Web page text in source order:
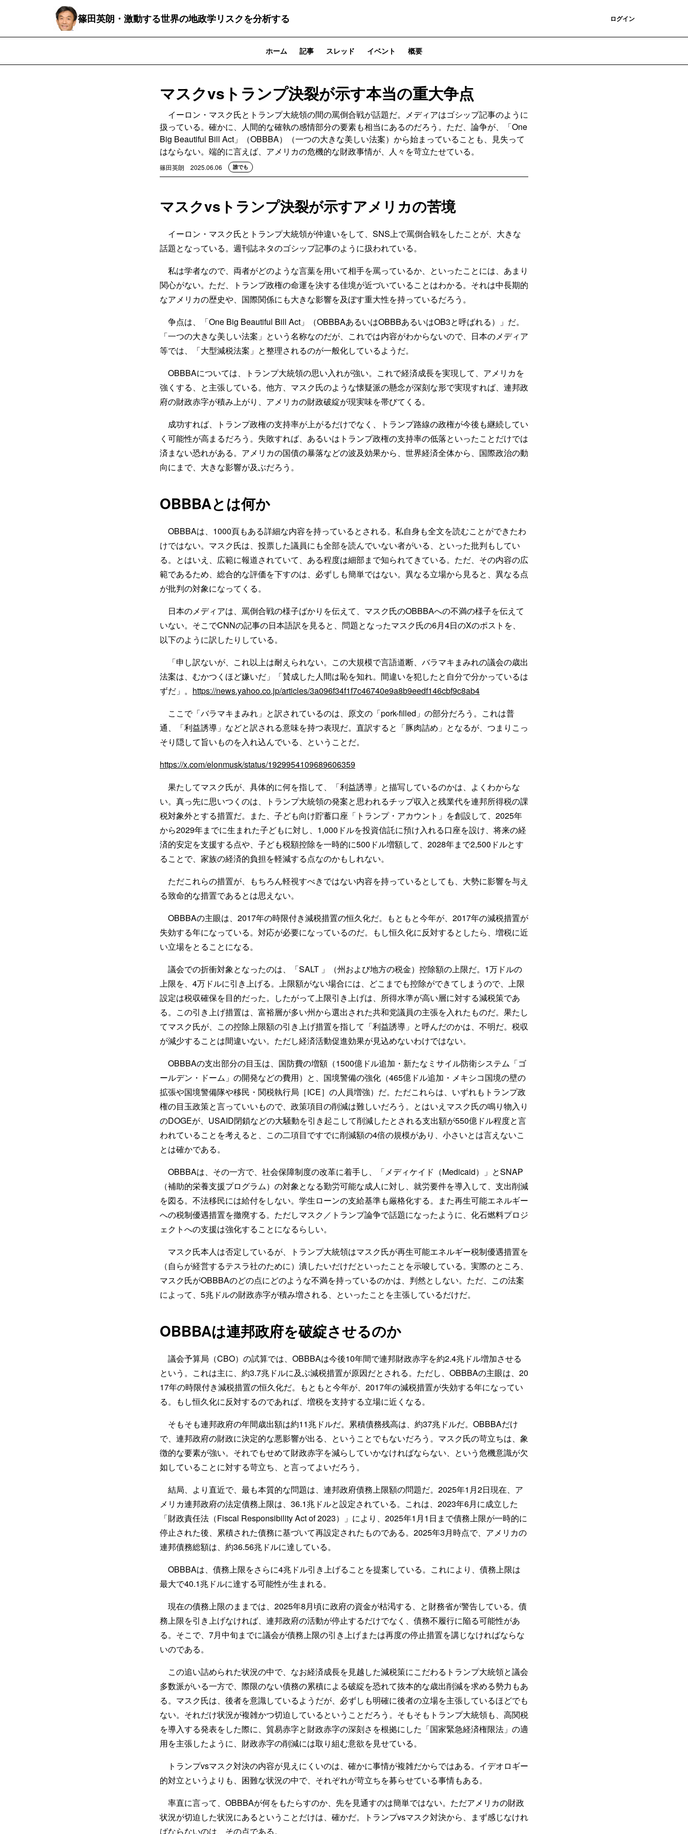
篠田英朗・激動する世界の地政学リスクを分析する ログイン
ホーム 記事 スレッド イベント 概要
マスクvsトランプ決裂が示す本当の重大争点
イーロン・マスク氏とトランプ大統領の間の罵倒合戦が話題だ。メディアはゴシップ記事のように
扱っている。確かに、人間的な確執の感情部分の要素も相当にあるのだろう。ただ、論争が、「One
Big Beautiful Bill Act」（OBBBA）（一つの大きな美しい法案）から始まっていることも、見失って
はならない。端的に言えば、アメリカの危機的な財政事情が、人々を苛立たせている。
篠田英朗 2025.06.06 誰でも
マスクvsトランプ決裂が示すアメリカの苦境
イーロン・マスク氏とトランプ大統領が仲違いをして、SNS上で罵倒合戦をしたことが、大きな
話題となっている。週刊誌ネタのゴシップ記事のように扱われている。
私は学者なので、両者がどのような言葉を用いて相手を罵っているか、といったことには、あまり
関心がない。ただ、トランプ政権の命運を決する佳境が近づいていることはわかる。それは中長期的
なアメリカの歴史や、国際関係にも大きな影響を及ぼす重大性を持っているだろう。
争点は、「One Big Beautiful Bill Act」（OBBBAあるいはOBBBあるいはOB3と呼ばれる）」だ。
「一つの大きな美しい法案」という名称なのだが、これでは内容がわからないので、日本のメディア
等では、「大型減税法案」と整理されるのが一般化しているようだ。
OBBBAについては、トランプ大統領の思い入れが強い。これで経済成長を実現して、アメリカを
強くする、と主張している。他方、マスク氏のような懐疑派の懸念が深刻な形で実現すれば、連邦政
府の財政赤字が積み上がり、アメリカの財政破綻が現実味を帯びてくる。
成功すれば、トランプ政権の支持率が上がるだけでなく、トランプ路線の政権が今後も継続してい
く可能性が高まるだろう。失敗すれば、あるいはトランプ政権の支持率の低落といったことだけでは
済まない恐れがある。アメリカの国債の暴落などの波及効果から、世界経済全体から、国際政治の動
向にまで、大きな影響が及ぶだろう。
OBBBAとは何か
OBBBAは、1000頁もある詳細な内容を持っているとされる。私自身も全文を読むことができたわ
けではない。マスク氏は、投票した議員にも全部を読んでいない者がいる、といった批判もしてい
る。とはいえ、広範に報道されていて、ある程度は細部まで知られてきている。ただ、その内容の広
範であるため、総合的な評価を下すのは、必ずしも簡単ではない。異なる立場から見ると、異なる点
が批判の対象になってくる。
日本のメディアは、罵倒合戦の様子ばかりを伝えて、マスク氏のOBBBAへの不満の様子を伝えて
いない。そこでCNNの記事の日本語訳を見ると、問題となったマスク氏の6月4日のXのポストを、
以下のように訳したりしている。
「申し訳ないが、これ以上は耐えられない。この大規模で言語道断、バラマキまみれの議会の歳出
法案は、むかつくほど嫌いだ」「賛成した人間は恥を知れ。間違いを犯したと自分で分かっているは
ずだ」。 https://news.yahoo.co.jp/articles/3a096f34f1f7c46740e9a8b9eedf146cbf9c8ab4
ここで「バラマキまみれ」と訳されているのは、原文の「pork-filled」の部分だろう。これは普
通、「利益誘導」などと訳される意味を持つ表現だ。直訳すると「豚肉詰め」となるが、つまりこっ
そり隠して旨いものを入れ込んでいる、ということだ。
https://x.com/elonmusk/status/1929954109689606359
果たしてマスク氏が、具体的に何を指して、「利益誘導」と描写しているのかは、よくわからな
い。真っ先に思いつくのは、トランプ大統領の発案と思われるチップ収入と残業代を連邦所得税の課
税対象外とする措置だ。また、子ども向け貯蓄口座「トランプ・アカウント」を創設して、2025年
から2029年までに生まれた子どもに対し、1,000ドルを投資信託に預け入れる口座を設け、将来の経
済的安定を支援する点や、子ども税額控除を一時的に500ドル増額して、2028年まで2,500ドルとす
ることで、家族の経済的負担を軽減する点なのかもしれない。
ただこれらの措置が、もちろん軽視すべきではない内容を持っているとしても、大勢に影響を与え
る致命的な措置であるとは思えない。
OBBBAの主眼は、2017年の時限付き減税措置の恒久化だ。もともと今年が、2017年の減税措置が
失効する年になっている。対応が必要になっているのだ。もし恒久化に反対するとしたら、増税に近
い立場をとることになる。
議会での折衝対象となったのは、「SALT 」（州および地方の税金）控除額の上限だ。1万ドルの
上限を、4万ドルに引き上げる。上限額がない場合には、どこまでも控除ができてしまうので、上限
設定は税収確保を目的だった。したがって上限引き上げは、所得水準が高い層に対する減税策であ
る。この引き上げ措置は、富裕層が多い州から選出された共和党議員の主張を入れたものだ。果たし
てマスク氏が、この控除上限額の引き上げ措置を指して「利益誘導」と呼んだのかは、不明だ。税収
が減少することは間違いない。ただし経済活動促進効果が見込めないわけではない。
OBBBAの支出部分の目玉は、国防費の増額（1500億ドル追加・新たなミサイル防衛システム「ゴ
ールデン・ドーム」の開発などの費用）と、国境警備の強化（465億ドル追加・メキシコ国境の壁の
拡張や国境警備隊や移民・関税執行局［ICE］の人員増強）だ。ただこれらは、いずれもトランプ政
権の目玉政策と言っていいもので、政策項目の削減は難しいだろう。とはいえマスク氏の鳴り物入り
のDOGEが、USAID閉鎖などの大騒動を引き起こして削減したとされる支出額が550億ドル程度と言
われていることを考えると、この二項目ですでに削減額の4倍の規模があり、小さいとは言えないこ
とは確かである。
OBBBAは、その一方で、社会保障制度の改革に着手し、「メディケイド（Medicaid）」とSNAP
（補助的栄養支援プログラム）の対象となる勤労可能な成人に対し、就労要件を導入して、支出削減
を図る。不法移民には給付をしない。学生ローンの支給基準も厳格化する。また再生可能エネルギー
への税制優遇措置を撤廃する。ただしマスク／トランプ論争で話題になったように、化石燃料プロジ
ェクトへの支援は強化することになるらしい。
マスク氏本人は否定しているが、トランプ大統領はマスク氏が再生可能エネルギー税制優遇措置を
（自らが経営するテスラ社のために）潰したいだけだといったことを示唆している。実際のところ、
マスク氏がOBBBAのどの点にどのような不満を持っているのかは、判然としない。ただ、この法案
によって、5兆ドルの財政赤字が積み増される、といったことを主張しているだけだ。
OBBBAは連邦政府を破綻させるのか
議会予算局（CBO）の試算では、OBBBAは今後10年間で連邦財政赤字を約2.4兆ドル増加させる
という。これは主に、約3.7兆ドルに及ぶ減税措置が原因だとされる。ただし、OBBBAの主眼は、20
17年の時限付き減税措置の恒久化だ。もともと今年が、2017年の減税措置が失効する年になってい
る。もし恒久化に反対するのであれば、増税を支持する立場に近くなる。
そもそも連邦政府の年間歳出額は約11兆ドルだ。累積債務残高は、約37兆ドルだ。OBBBAだけ
で、連邦政府の財政に決定的な悪影響が出る、ということでもないだろう。マスク氏の苛立ちは、象
徴的な要素が強い。それでもせめて財政赤字を減らしていかなければならない、という危機意識が欠
如していることに対する苛立ち、と言ってよいだろう。
結局、より直近で、最も本質的な問題は、連邦政府債務上限額の問題だ。2025年1月2日現在、ア
メリカ連邦政府の法定債務上限は、36.1兆ドルと設定されている。これは、2023年6月に成立した
「財政責任法（Fiscal Responsibility Act of 2023）」により、2025年1月1日まで債務上限が一時的に
停止された後、累積された債務に基づいて再設定されたものである。2025年3月時点で、アメリカの
連邦債務総額は、約36.56兆ドルに達している。
OBBBAは、債務上限をさらに4兆ドル引き上げることを提案している。これにより、債務上限は
最大で40.1兆ドルに達する可能性が生まれる。
現在の債務上限のままでは、2025年8月頃に政府の資金が枯渇する、と財務省が警告している。債
務上限を引き上げなければ、連邦政府の活動が停止するだけでなく、債務不履行に陥る可能性があ
る。そこで、7月中旬までに議会が債務上限の引き上げまたは再度の停止措置を講じなければならな
いのである。
この追い詰められた状況の中で、なお経済成長を見越した減税策にこだわるトランプ大統領と議会
多数派がいる一方で、際限のない債務の累積による破綻を恐れて抜本的な歳出削減を求める勢力もあ
る。マスク氏は、後者を意識しているようだが、必ずしも明確に後者の立場を主張しているほどでも
ない。それだけ状況が複雑かつ切迫しているということだろう。そもそもトランプ大統領も、高関税
を導入する発表をした際に、貿易赤字と財政赤字の深刻さを根拠にした「国家緊急経済権限法」の適
用を主張したように、財政赤字の削減には取り組む意欲を見せている。
トランプvsマスク対決の内容が見えにくいのは、確かに事情が複雑だからではある。イデオロギー
的対立というよりも、困難な状況の中で、それぞれが苛立ちを募らせている事情もある。
率直に言って、OBBBAが何をもたらすのか、先を見通すのは簡単ではない。ただアメリカの財政
状況が切迫した状況にあるということだけは、確かだ。トランプvsマスク対決から、まず感じなけれ
ばならないのは、その点である。